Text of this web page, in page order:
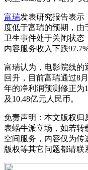
富瑞发表研究报告表示
度低于富瑞的预期，由
卫生事件处于关闭状态
内容服务收入下跌97.7%
富瑞认为，电影院线的
回升，目前富瑞通过8
年的净利润预测修正为
及10.48亿元人民币。
免责声明：本文版权
表蜗牛派立场，如若转
空间服务，内容仅为传
版权等其它问题都请联